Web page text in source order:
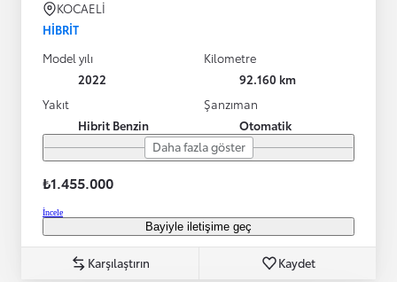
KOCAELİ
HIBRIT
Model yılı
2022
Kilometre
92.160 km
Yakıt
Hibrit Benzin
Şanzıman
Otomatik
Daha fazla göster
₺1.455.000
İncele
Bayiyle iletişime geç
Karşılaştırın Kaydet